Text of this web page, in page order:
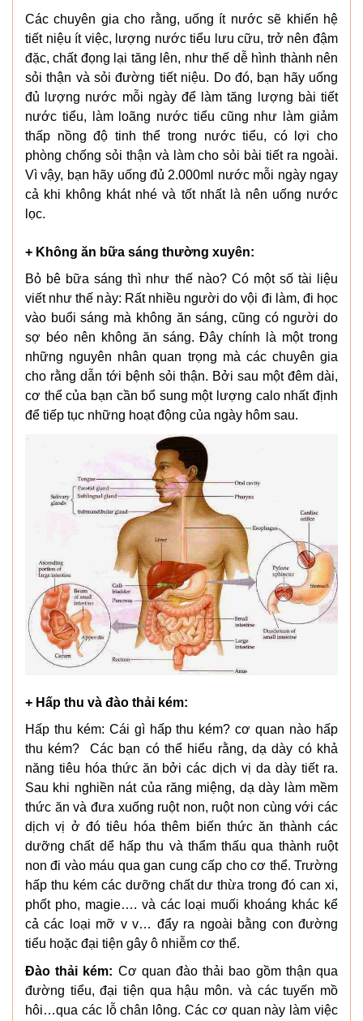
Các chuyên gia cho rằng, uống ít nước sẽ khiến hệ
tiết niệu ít việc, lượng nước tiểu lưu cữu, trở nên đậm
đặc, chất đọng lại tăng lên, như thế dễ hình thành nên
sỏi thận và sỏi đường tiết niệu. Do đó, bạn hãy uống
đủ lượng nước mỗi ngày để làm tăng lượng bài tiết
nước tiểu, làm loãng nước tiểu cũng như làm giảm
thấp nồng độ tinh thể trong nước tiểu, có lợi cho
phòng chống sỏi thận và làm cho sỏi bài tiết ra ngoài.
Vì vậy, bạn hãy uống đủ 2.000ml nước mỗi ngày ngay
cả khi không khát nhé và tốt nhất là nên uống nước
lọc.
+ Không ăn bữa sáng thường xuyên:
Bỏ bê bữa sáng thì như thế nào? Có một số tài liệu
viết như thế này: Rất nhiều người do vội đi làm, đi học
vào buổi sáng mà không ăn sáng, cũng có người do
sợ béo nên không ăn sáng. Đây chính là một trong
những nguyên nhân quan trọng mà các chuyên gia
cho rằng dẫn tới bệnh sỏi thận. Bởi sau một đêm dài,
cơ thể của bạn cần bổ sung một lượng calo nhất định
để tiếp tục những hoạt động của ngày hôm sau.
+ Hấp thu và đào thải kém:
Hấp thu kém: Cái gì hấp thu kém? cơ quan nào hấp
thu kém? Các bạn có thể hiểu rằng, dạ dày có khả
năng tiêu hóa thức ăn bởi các dịch vị da dày tiết ra.
Sau khi nghiền nát của răng miệng, dạ dày làm mềm
thức ăn và đưa xuống ruột non, ruột non cùng với các
dịch vị ở đó tiêu hóa thêm biến thức ăn thành các
dưỡng chất dể hấp thu và thẩm thấu qua thành ruột
non đi vào máu qua gan cung cấp cho cơ thể. Trường
hấp thu kém các dưỡng chất dư thừa trong đó can xi,
phốt pho, magie…. và các loại muối khoáng khác kể
cả các loại mỡ v v… đẩy ra ngoài bằng con đường
tiểu hoặc đại tiện gây ô nhiễm cơ thể.
Đào thải kém: Cơ quan đào thải bao gồm thận qua
đường tiểu, đại tiện qua hậu môn. và các tuyến mồ
hôi…qua các lỗ chân lông. Các cơ quan này làm việc